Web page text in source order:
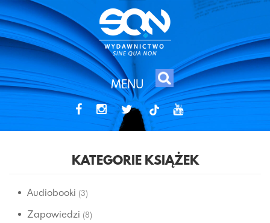
MENU
tiktok
KATEGORIE KSIĄŻEK
Audiobooki (3)
Zapowiedzi (8)